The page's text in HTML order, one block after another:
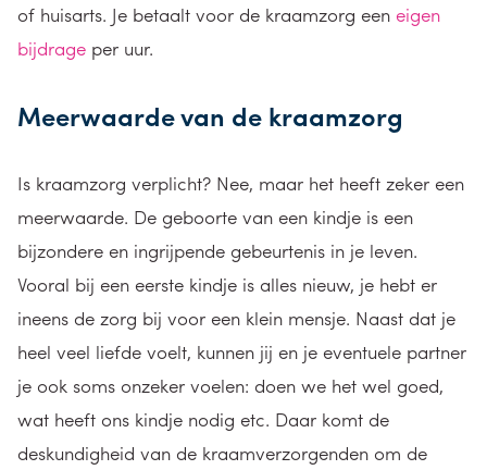
of huisarts. Je betaalt voor de kraamzorg een eigen
bijdrage per uur.
Meerwaarde van de kraamzorg
Is kraamzorg verplicht? Nee, maar het heeft zeker een
meerwaarde. De geboorte van een kindje is een
bijzondere en ingrijpende gebeurtenis in je leven.
Vooral bij een eerste kindje is alles nieuw, je hebt er
ineens de zorg bij voor een klein mensje. Naast dat je
heel veel liefde voelt, kunnen jij en je eventuele partner
je ook soms onzeker voelen: doen we het wel goed,
wat heeft ons kindje nodig etc. Daar komt de
deskundigheid van de kraamverzorgenden om de